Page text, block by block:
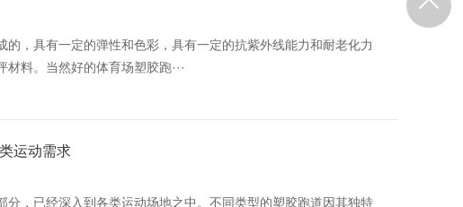
，具有一定的弹性和色彩，具有一定的抗紫外线能力和耐老化力
料。当然好的体育场塑胶跑···
运动需求
分，已经深入到各类运动场地之中。不同类型的塑胶跑道因其独特